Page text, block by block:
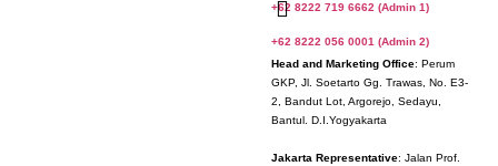
+62 8222 719 6662 (Admin 1)
+62 8222 056 0001 (Admin 2)
Head and Marketing Office: Perum
GKP, Jl. Soetarto Gg. Trawas, No. E3-
2, Bandut Lot, Argorejo, Sedayu,
Bantul. D.I.Yogyakarta
Jakarta Representative: Jalan Prof.